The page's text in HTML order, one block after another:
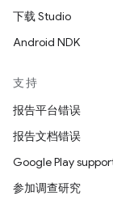
下载 Studio
Android NDK
支持
报告平台错误
报告文档错误
Google Play
参加调查研究